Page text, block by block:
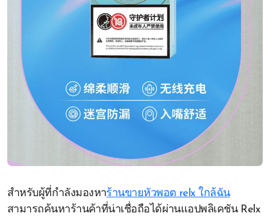
สำหรับผู้ที่กำลังมองหาร้านขายหัวพอต relx ใกล้ฉัน
สามารถค้นหาร้านค้าที่น่าเชื่อถือได้ผ่านแอปพลิเคชัน Relx